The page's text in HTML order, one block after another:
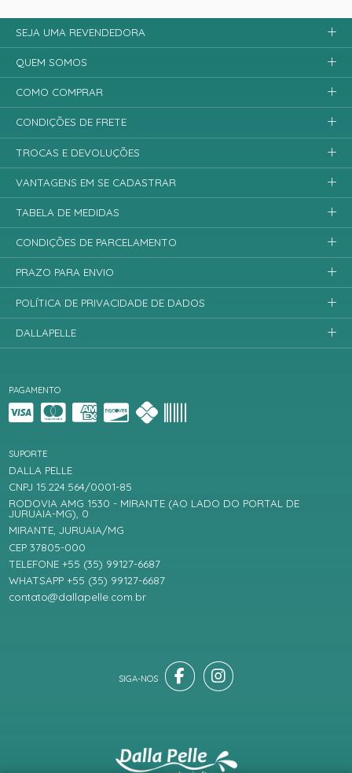
PAGAMENTO
SUPORTE
DALLA PELLE
CNPJ 15.224.564/0001-85
RODOVIA AMG 1530 - MIRANTE (AO LADO DO PORTAL DE
JURUAIA-MG), 0
MIRANTE, JURUAIA/MG
CEP 37805-000
TELEFONE +55 (35) 99127-6687
WHATSAPP +55 (35) 99127-6687
contato@dallapelle.com.br
SEJA UMA REVENDEDORA
QUEM SOMOS
COMO COMPRAR
CONDIÇÕES DE FRETE
TROCAS E DEVOLUÇÕES
VANTAGENS EM SE CADASTRAR
TABELA DE MEDIDAS
CONDIÇÕES DE PARCELAMENTO
PRAZO PARA ENVIO
POLÍTICA DE PRIVACIDADE DE DADOS
DALLAPELLE